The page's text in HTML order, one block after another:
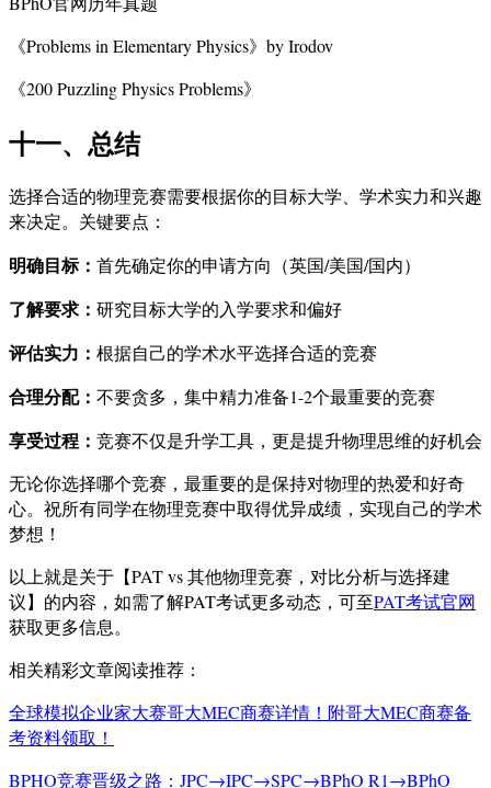
《Problems in Elementary Physics》by Irodov
《200 Puzzling Physics Problems》
十一、总结
选择合适的物理竞赛需要根据你的目标大学、学术实力和兴趣
来决定。关键要点：
明确目标： 首先确定你的申请方向（英国/美国/国内）
了解要求： 研究目标大学的入学要求和偏好
评估实力： 根据自己的学术水平选择合适的竞赛
合理分配： 不要贪多，集中精力准备1-2个最重要的竞赛
享受过程： 竞赛不仅是升学工具，更是提升物理思维的好机会
无论你选择哪个竞赛，最重要的是保持对物理的热爱和好奇
心。祝所有同学在物理竞赛中取得优异成绩，实现自己的学术
梦想！
以上就是关于【PAT vs 其他物理竞赛，对比分析与选择建
议】的内容，如需了解PAT考试更多动态，可至PAT考试官网
获取更多信息。
相关精彩文章阅读推荐：
全球模拟企业家大赛哥大MEC商赛详情！附哥大MEC商赛备
考资料领取！
BPHO竞赛晋级之路：JPC→IPC→SPC→BPhO R1→BPhO